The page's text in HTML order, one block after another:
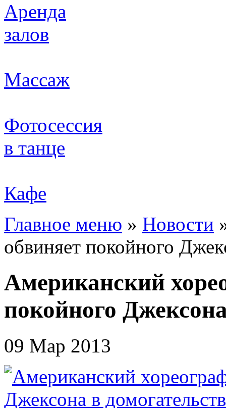
Аренда
залов
Массаж
Фотосессия
в танце
Кафе
Главное меню » Новости
обвиняет покойного
Американский
покойного
09 Мар 2013